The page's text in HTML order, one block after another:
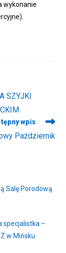
wykonanie
SZYJKI
wpis
Październik
Salę Porodową
specjalistka –
w Mińsku